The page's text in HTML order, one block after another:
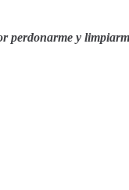
perdonarme y